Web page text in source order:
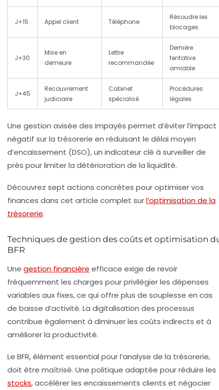
J+15 Appel client Téléphone
Résoudre les
blocages
J+30
Mise en
demeure
Lettre
recommandée
Dernière
tentative
amiable
J+45
Recouvrement
judiciaire
Cabinet
spécialisé
Procédures
légales
Une gestion avisée des impayés permet d’éviter l’impact
négatif sur la trésorerie en réduisant le délai moyen
d’encaissement (DSO), un indicateur clé à surveiller de
près pour limiter la détérioration de la liquidité.
Découvrez sept actions concrètes pour optimiser vos
finances dans cet article complet surl’optimisation de la
trésorerie.
Techniques de gestion des coûts et optimisation
BFR
Une gestion financière efficace exige de revoir
fréquemment les charges pour privilégier les dépenses
variables aux fixes, ce qui offre plus de souplesse en cas
de baisse d’activité. La digitalisation des processus
contribue également à diminuer les coûts indirects et à
améliorer la productivité.
Le BFR, élément essential pour l’analyse de la trésorerie,
doit être maîtrisé. Une politique adaptée pour réduire les
stocks, accélérer les encaissements clients et négocier